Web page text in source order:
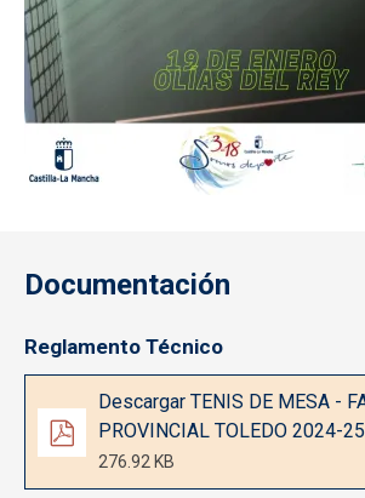
Documentación
Reglamento Técnico
Documento
Descargar TENIS DE MESA -
PROVINCIAL TOLEDO 2024-
276.92 KB